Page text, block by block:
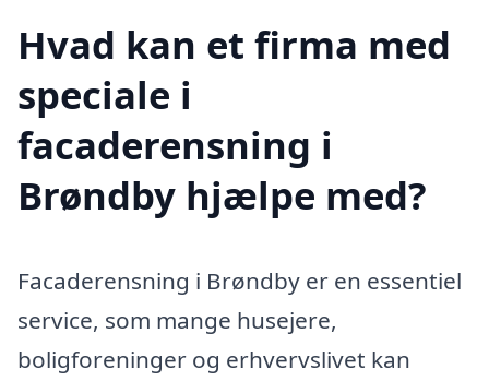
Hvad kan et firma med
speciale i
facaderensning i
Brøndby hjælpe med?
Facaderensning i Brøndby er en essentiel
service, som mange husejere,
boligforeninger og erhvervslivet kan